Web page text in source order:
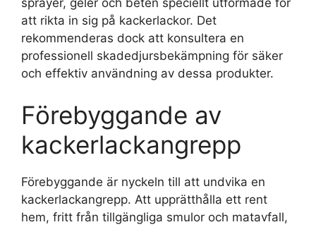
att rikta in sig på kackerlackor. Det
rekommenderas dock att konsultera en
professionell skadedjursbekämpning för säker
och effektiv användning av dessa produkter.
Förebyggande av
kackerlackangrepp
Förebyggande är nyckeln till att undvika en
kackerlackangrepp. Att upprätthålla ett rent
hem, fritt från tillgängliga smulor och matavfall,